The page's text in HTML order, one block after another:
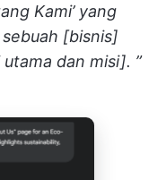
Kami’ yang
[bisnis]
dan misi]. ”